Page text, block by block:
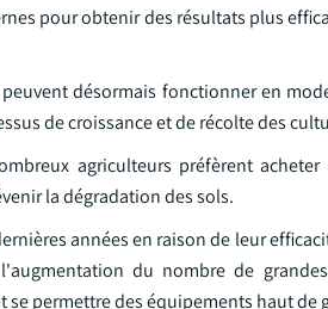
pour obtenir des résultats plus
désormais fonctionner en
de croissance et de récolte des
agriculteurs préfèrent acheter
la dégradation des sols.
années en raison de leur
du nombre de
permettre des équipements haut de